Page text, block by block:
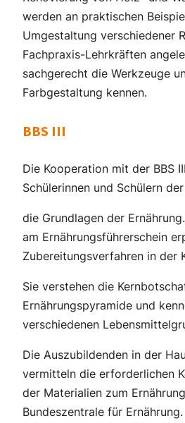
werden an praktischen
Umgestaltung verschiedener
Fachpraxis-Lehrkräften
sachgerecht die Werkzeuge
Farbgestaltung kennen.
BBS III
Die Kooperation mit der BBS
Schülerinnen und Schülern
die Grundlagen der
am Ernährungsführerschein
Zubereitungsverfahren in der
Sie verstehen die
Ernährungspyramide und
verschiedenen
Die Auszubildenden in der
vermitteln die erforderlichen
der Materialien zum
Bundeszentrale für